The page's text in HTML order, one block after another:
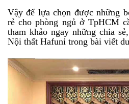
Vậy để lựa chọn được những
rẻ cho phòng ngủ ở TpHCM
tham khảo ngay những chia
Nội thất Hafuni trong bài viết